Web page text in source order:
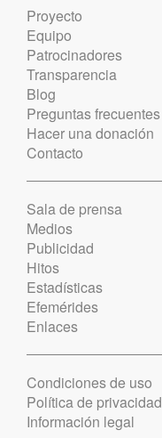
Proyecto
Equipo
Patrocinadores
Transparencia
Blog
Preguntas frecuentes
Hacer una donación
Contacto
Sala de prensa
Medios
Publicidad
Hitos
Estadísticas
Efemérides
Enlaces
Condiciones de uso
Política de privacidad
Información legal